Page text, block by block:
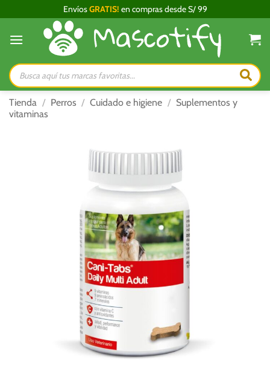
al
contenido
EnvíosGRATIS! en compras desde S/ 99
Búsqueda
de
productos
Tienda / Perros / Cuidado e higiene / Suplementos y
vitaminas